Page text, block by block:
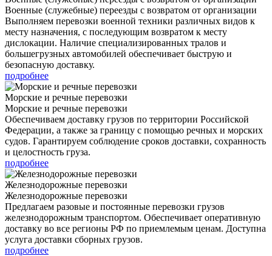
Военные (служебные) переезды с возвратом от организации
Выполняем перевозки военной техники различных видов к
месту назначения, с последующим возвратом к месту
дислокации. Наличие специализированных тралов и
большегрузных автомобилей обеспечивает быструю и
безопасную доставку.
подробнее
Морские и речные перевозки
Морские и речные перевозки
Обеспечиваем доставку грузов по территории Российской
Федерации, а также за границу с помощью речных и морских
судов. Гарантируем соблюдение сроков доставки, сохранность
и целостность груза.
подробнее
Железнодорожные перевозки
Железнодорожные перевозки
Предлагаем разовые и постоянные перевозки грузов
железнодорожным транспортом. Обеспечивает оперативную
доставку во все регионы РФ по приемлемым ценам. Доступна
услуга доставки сборных грузов.
подробнее